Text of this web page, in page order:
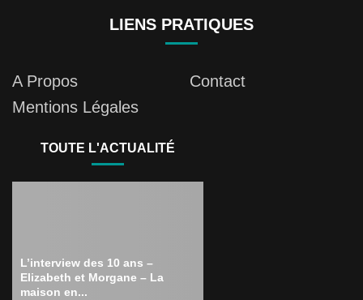
LIENS PRATIQUES
A Propos
Contact
Mentions Légales
TOUTE L'ACTUALITÉ
L’interview des 10 ans –
Elizabeth et Morgane – La
maison en...